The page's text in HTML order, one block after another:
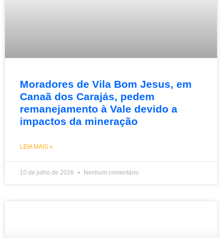
Moradores de Vila Bom Jesus, em
Canaã dos Carajás, pedem
remanejamento à Vale devido a
impactos da mineração
LEIA MAIS »
10 de julho de 2026 Nenhum comentário